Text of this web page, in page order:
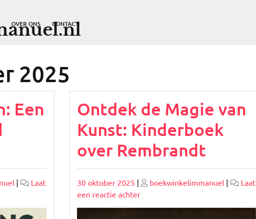
OVER ONS CONTACT
2025
Een
|
Laat
Ontdek de Magie van
Kunst: Kinderboek
over Rembrandt
Geplaatst
op
30 oktober 2025 | Geplaatst
op
boekwinkelimmanuel|
Laat
een reactie achterop
Ontdek